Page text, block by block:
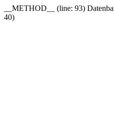
__METHOD__ (line: 93)
40)